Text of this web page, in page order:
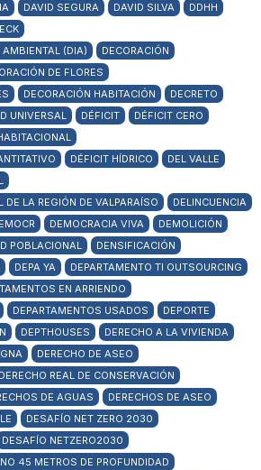
DAVID SEGURA DAVID SILVA
DDHH
AMBIENTAL (DIA)
DECORACIÓN
DE FLORES
DECORACIÓN HABITACIÓN
DECRETO
UNIVERSAL
DÉFICIT
DÉFICIT CERO
DÉFICIT HÍDRICO
DEL VALLE
DE LA REGIÓN DE VALPARAÍSO
DELINCUENCIA
DEMOCRACIA VIVA
DEMOLICIÓN
POBLACIONAL
DENSIFICACIÓN
DEPA YA
DEPARTAMENTO TI OUTSOURCING
EN ARRIENDO
DEPARTAMENTOS USADOS
DEPORTE
DEPTHOUSES
DERECHO A LA VIVIENDA
DERECHO DE ASEO
DERECHO REAL DE CONSERVACIÓN
DE AGUAS
DERECHOS DE ASEO
DESAFÍO NET ZERO 2030
DESAFÍO NETZERO2030
45 METROS DE PROFUNDIDAD